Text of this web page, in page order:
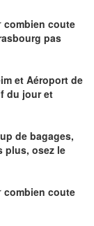
combien coute
pas
et Aéroport de
du jour et
de bagages,
plus, osez le
combien coute